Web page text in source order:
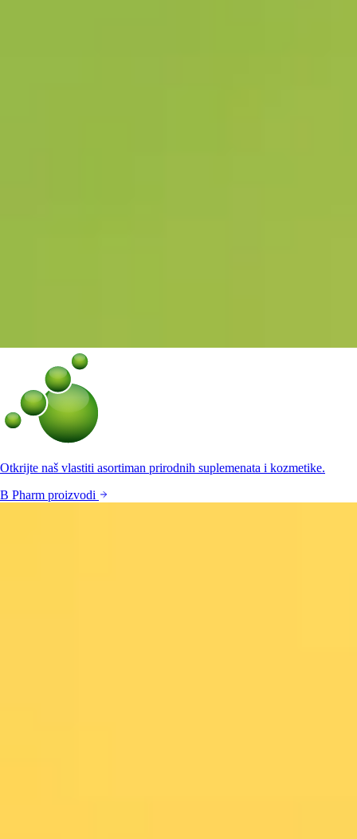
Otkrijte naš vlastiti asortiman prirodnih suplemenata i kozmetike.
B Pharm proizvodi